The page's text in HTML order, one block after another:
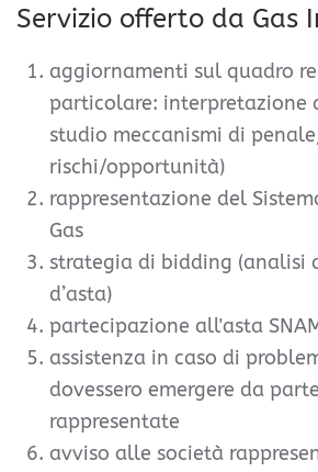
Servizio offerto da Gas
aggiornamenti sul quadro
particolare: interpretazione
studio meccanismi di
rischi/opportunità)
rappresentazione del
Gas
strategia di bidding (analisi
d’asta)
partecipazione all'asta
assistenza in caso di
dovessero emergere da
rappresentate
avviso alle società